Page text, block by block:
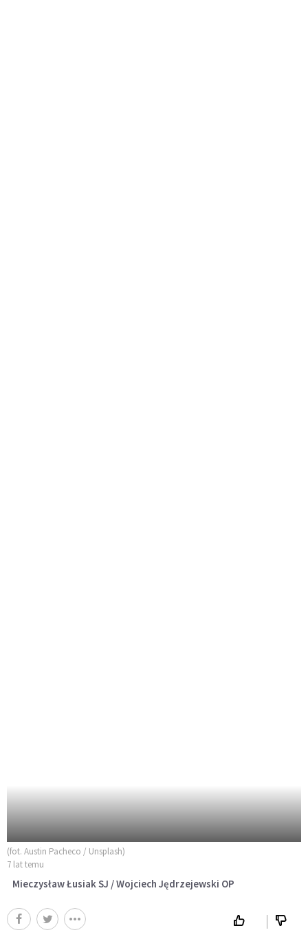
(fot. Austin Pacheco / Unsplash)
7 lat temu
Mieczysław Łusiak SJ / Wojciech Jędrzejewski OP